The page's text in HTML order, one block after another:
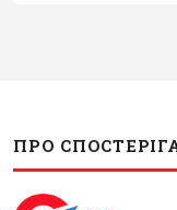
ПРО